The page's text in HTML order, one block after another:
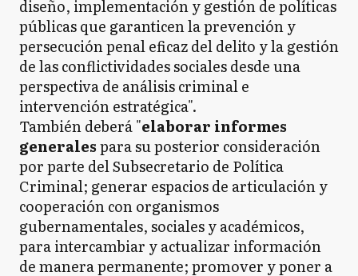
diseño, implementación y gestión de políticas
públicas que garanticen la prevención y
persecución penal eficaz del delito y la gestión
de las conflictividades sociales desde una
perspectiva de análisis criminal e
intervención estratégica".
También deberá "elaborar informes
generalespara su posterior consideración
por parte del Subsecretario de Política
Criminal; generar espacios de articulación y
cooperación con organismos
gubernamentales, sociales y académicos,
para intercambiar y actualizar información
de manera permanente; promover y poner a